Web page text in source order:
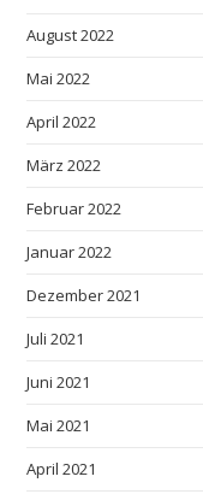
August 2022
Mai 2022
April 2022
März 2022
Februar 2022
Januar 2022
Dezember 2021
Juli 2021
Juni 2021
Mai 2021
April 2021